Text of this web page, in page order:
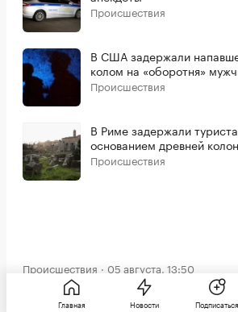
Происшествия
В США задержали
колом на «оборотня»
Происшествия
В Риме задержали
основанием древней
Происшествия
Происшествия 05 августа, 13:50
В Новой Зеландии
Главная Новости Подписаться